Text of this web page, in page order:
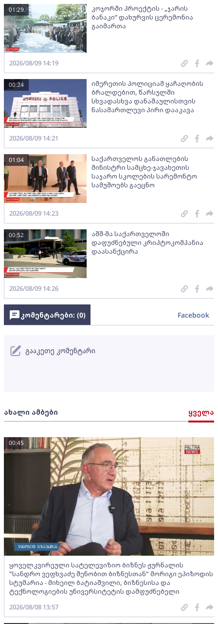
კოჯორში პროექტის - „ჯარის
ბანაკი“ დახურვის ცერემონია
გაიმართა
01:29
2026/08/09 14:19
იმერეთის პოლიციამ ყაჩაღობის
ბრალდებით, წარსულში
სხვადასხვა დანაშაულისთვის
ნასამართლევი პირი დააკავა
00:24
2026/08/09 14:21
საქართველოს განათლების
მინისტრი სამცხე-ჯავახეთის
საჯარო სკოლების სარემონტო
სამუშოებს გაეცნო
01:04
2026/08/09 14:23
აშშ-მა საქართველოში
დაფუძნებული კრიპტოკომპანია
დაასანქცირა
00:52
2026/08/09 14:26
ახალი ამბები ყველა
ყოველკვირეული სატელევიზიო ბიზნეს ჟურნალის
"სანდრო ვეფხვაძე შენობით ბიზნესთან" მორიგი ეპიზოდის
სტუმარია - მიხეილ ბატიაშვილი, ბიზნესისა და
ტექნოლოგიების უნივერსიტეტის დამფუძნებელი
00:45
2026/08/08 13:57
კომენტარები: (0) Facebook
გააკეთე კომენტარი